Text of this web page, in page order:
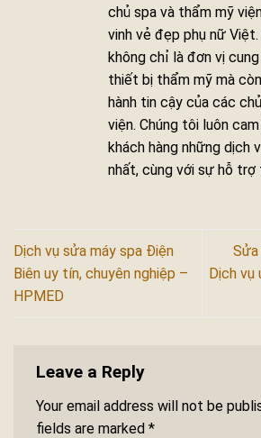
chủ spa và thẩm mỹ
vinh vẻ đẹp phụ nữ
không chỉ là đơn vị
thiết bị thẩm mỹ mà
hành tin cậy của các
viện. Chúng tôi luôn
khách hàng những dịch
nhất, cùng với sự hỗ trợ
Dịch vụ sửa máy spa Điện
Biên uy tín, chuyên nghiệp –
HPMED
Dịch vụ
Leave a Reply
Your email address will not be
fields are marked *